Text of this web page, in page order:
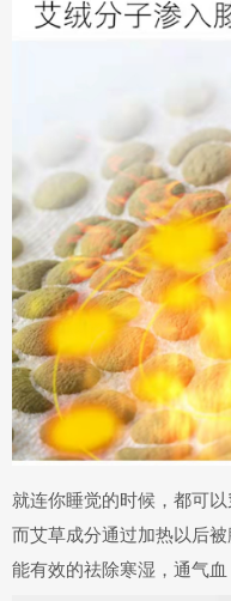
就连你睡觉的时候，都可
而艾草成分通过加热以后被
能有效的祛除寒湿，通气血